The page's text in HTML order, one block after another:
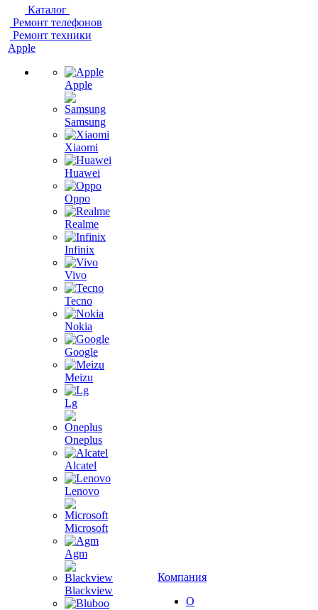
Каталог
Ремонт телефонов
Ремонт техники
Apple
Apple
Samsung
Xiaomi
Huawei
Oppo
Realme
Infinix
Vivo
Tecno
Nokia
Google
Meizu
Lg
Oneplus
Alcatel
Lenovo
Microsoft
Agm
Blackview
Компания
О